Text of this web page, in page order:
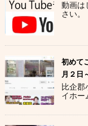
動画は
さい。
初めて
月２日
比企郡
イホー